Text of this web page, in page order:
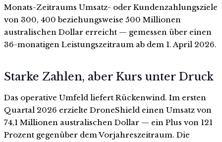
Monats-Zeitraums Umsatz- oder Kundenzahlungsziele
von 300, 400 beziehungsweise 500 Millionen
australischen Dollar erreicht — gemessen über einen
36-monatigen Leistungszeitraum ab dem 1. April 2026.
Starke Zahlen, aber Kurs unter Druck
Das operative Umfeld liefert Rückenwind. Im ersten
Quartal 2026 erzielte DroneShield einen Umsatz von
74,1 Millionen australischen Dollar — ein Plus von 121
Prozent gegenüber dem Vorjahreszeitraum. Die